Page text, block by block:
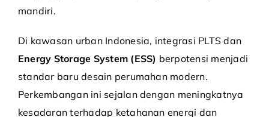
mandiri.
Di kawasan urban Indonesia, integrasi PLTS dan
Energy Storage System (ESS) berpotensi menjadi
standar baru desain perumahan modern.
Perkembangan ini sejalan dengan meningkatnya
kesadaran terhadap ketahanan energi dan